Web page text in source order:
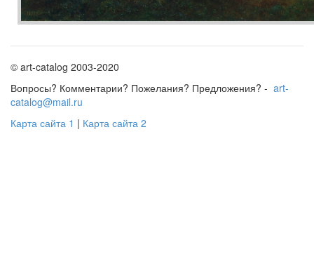
© art-catalog 2003-2020
Вопросы? Комментарии? Пожелания? Предложения? - art-
catalog@mail.ru
Карта сайта 1 | Карта сайта 2